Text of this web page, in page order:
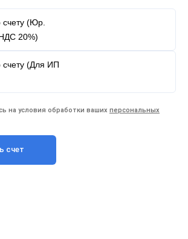
(Юр.
20%)
счету (Для ИП
на условия обработки ваших персональных